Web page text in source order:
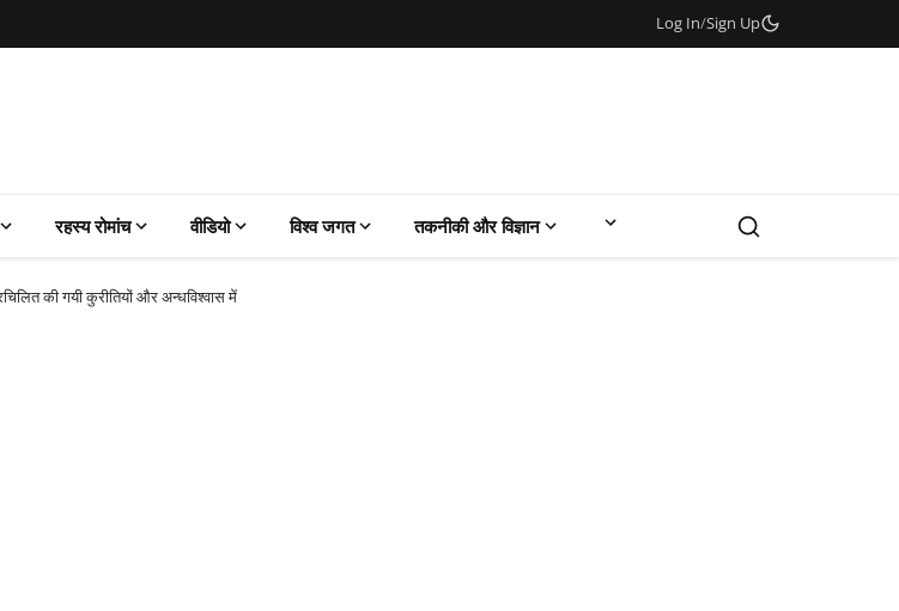
Log In/Sign Up
रहस्य रोमांच वीडियो विश्व जगत तकनीकी और विज्ञान
की गयी कुरीतियों और अन्धविश्वास में